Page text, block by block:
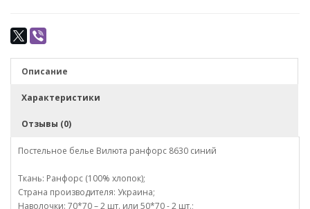
Описание
Характеристики
Отзывы (0)
Постельное белье Вилюта ранфорс 8630 синий
Ткань: Ранфорс (100% хлопок);
Страна производителя: Украина;
Наволочки: 70*70 – 2 шт. или 50*70 - 2 шт.;